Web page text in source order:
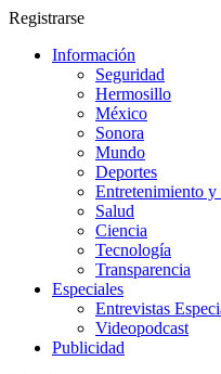
Registrarse
Información
Seguridad
Hermosillo
México
Sonora
Mundo
Deportes
Entretenimiento y
Salud
Ciencia
Tecnología
Transparencia
Especiales
Entrevistas
Videopodcast
Publicidad